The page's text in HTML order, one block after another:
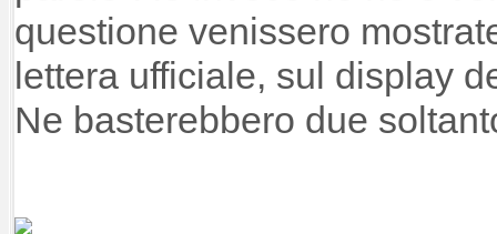
questione venissero
lettera ufficiale, sul display
Ne basterebbero due